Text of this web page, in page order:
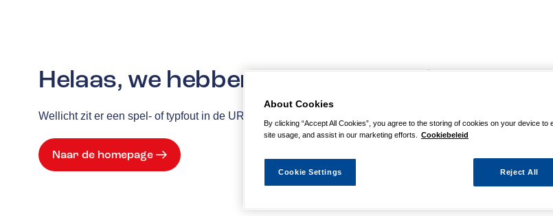
Helaas, we hebben de pagina niet kunnen
Wellicht zit er een spel- of typfout in de URL of is de actie waarnaar u zocht al verlopen. We hopen u
Naar de homepage
About Cookies
By clicking “Accept All Cookies”, you agree to the storing of cookies on your device to
site usage, and assist in our marketing efforts.
Cookiebeleid
Reject All
Cookie Settings